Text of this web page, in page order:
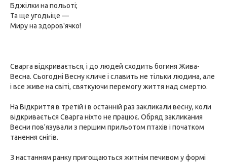
Бджілки на польоті;
Та ще угодьіце —
Миру на здоров'ячко!
Сварга відкривається, і до людей сходить богиня Жива-
Весна. Сьогодні Весну кличе і славить не тільки людина, але
і все живе на світі, святкуючи перемогу життя над смертю.
На Відкриття в третій і в останній раз закликали весну, коли
відкривається Сварга ніхто не працює. Обряд закликания
Весни пов'язували з першим прильотом птахів і початком
танення снігів.
З настанням ранку пригощаються житнім печивом у формі